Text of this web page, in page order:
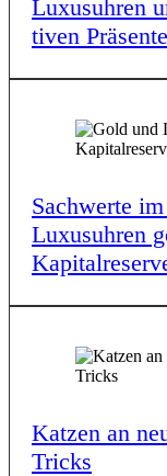
Luxus­uh­ren
ti­ven
Sach­wer­te
Luxus­uh­ren
Katzen an
Tricks